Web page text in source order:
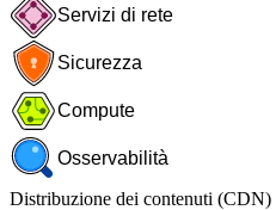
Servizi di rete
Sicurezza
Compute
Osservabilità
Distribuzione dei contenuti (CDN)